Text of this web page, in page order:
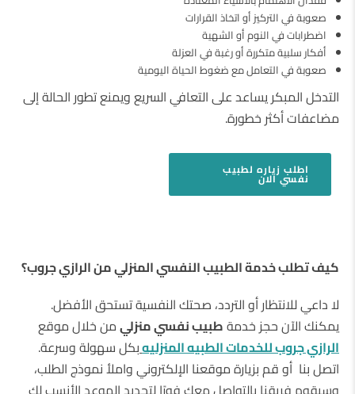
صعوبة في التركيز أو اتخاذ القرارات
اضطرابات في النوم أو الشهية
أفكار سلبية متكررة أو رغبة في العزلة
صعوبة في التعامل مع ضغوط الحياة اليومية
التدخل المبكر يساعد على التعافي السريع ويمنع تطور الحالة إلى
مضاعفات أكثر خطورة.
اطلب زياره لطبيب
نفسيالان
كيف تطلب خدمة الطبيب النفسي المنزلي من الرازي جروب؟
لا داعي للانتظار أو التردد، صحتك النفسية تستحق الأفضل.
يمكنك الآن حجز خدمةطبيب نفسي منزليمن خلال موقع
الرازي جروبللخدمات الطبيه المنزليهبكل سهولة وسرعة.
اتصل بنا أو قم بزيارة موقعنا الإلكتروني واملأ نموذج الطلب،